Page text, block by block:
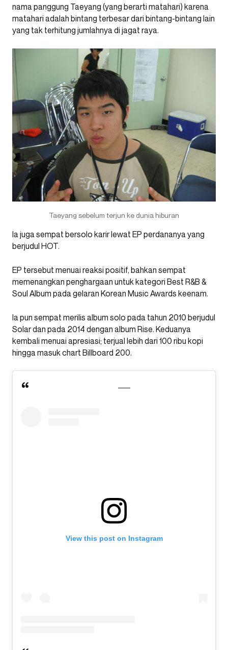
nama panggung Taeyang (yang berarti matahari) karena
matahari adalah bintang terbesar dari bintang-bintang lain
yang tak terhitung jumlahnya di jagat raya.
Taeyang sebelum terjun ke dunia hiburan
Ia juga sempat bersolo karir lewat EP perdananya yang
berjudul HOT.
EP tersebut menuai reaksi positif, bahkan sempat
memenangkan penghargaan untuk kategori Best R&B &
Soul Album pada gelaran Korean Music Awards keenam.
Ia pun sempat merilis album solo pada tahun 2010 berjudul
Solar dan pada 2014 dengan album Rise. Keduanya
kembali menuai apresiasi; terjual lebih dari 100 ribu kopi
hingga masuk chart Billboard 200.
View this post on Instagram